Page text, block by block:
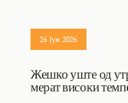
26 Јун 2026
Жешко уште од
мерат високи